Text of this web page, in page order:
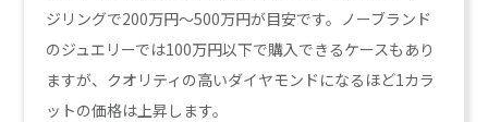
ジリングで200万円〜500万円が目安です。ノーブランド
のジュエリーでは100万円以下で購入できるケースもあり
ますが、クオリティの高いダイヤモンドになるほど1カラ
ットの価格は上昇します。